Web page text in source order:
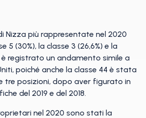
Nizza più rappresentate nel 2020
5 (30%), la classe 3 (26,6%) e la
è registrato un andamento simile a
poiché anche la classe 44 è stata
tre posizioni, dopo aver figurato in
del 2019 e del 2018.
nel 2020 sono stati la